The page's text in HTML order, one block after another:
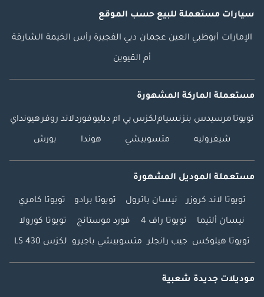
سيارات مستعملة للبيع حسب الموقع
الإمارات أبوظبي العين عجمان دبي الفجيرة رأس الخيمة الشارقة
أم القيوين
مستعملة الماركة المشهورة
تويوتا مرسيدس بنزنسياملكزس بي ام دبليوفوردلاند روفرهيونداي
شيفروليه متسوبيشي هوندا بورش
مستعملة الموديل المشهورة
تويوتا لاند كروزر نيسان باترول تويوتا برادو تويوتا كامري
نيسان ألتيما تويوتا راف 4 فورد موستانج تويوتا كورولا
تويوتا هيلوكس جيب رانجلر متسوبيشي باجيرو لكزس LS 430
موديلات جديدة شعبية